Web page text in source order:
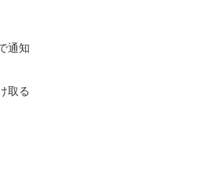
通知
取る